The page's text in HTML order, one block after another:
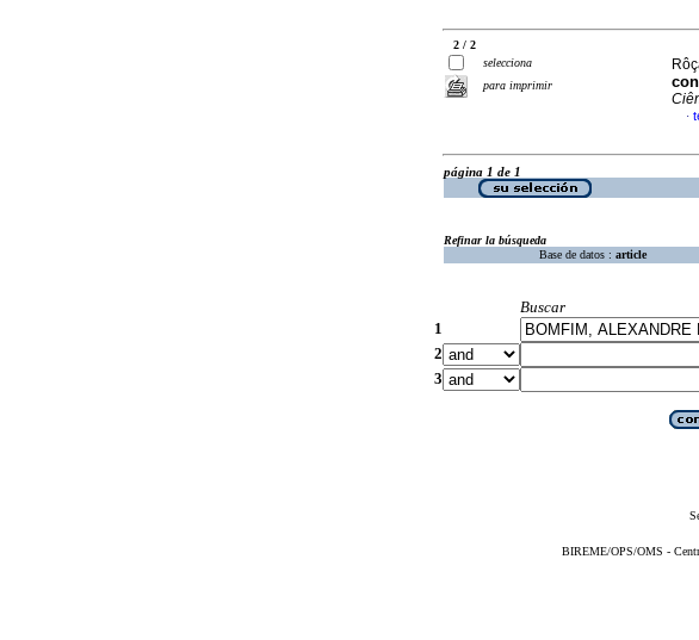
2 / 2
selecciona
para imprimir
·
página 1 de 1
Refinar la búsqueda
Base de datos : article
Buscar
1
2
3
BIREME/OPS/OMS -